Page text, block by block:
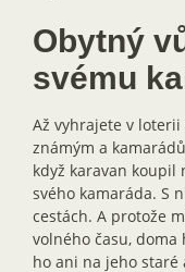
Obytný
svému
Až vyhrajete v
známým a
když karavan
svého kamaráda. S
cestách. A protože
volného času,
ho ani na jeho staré